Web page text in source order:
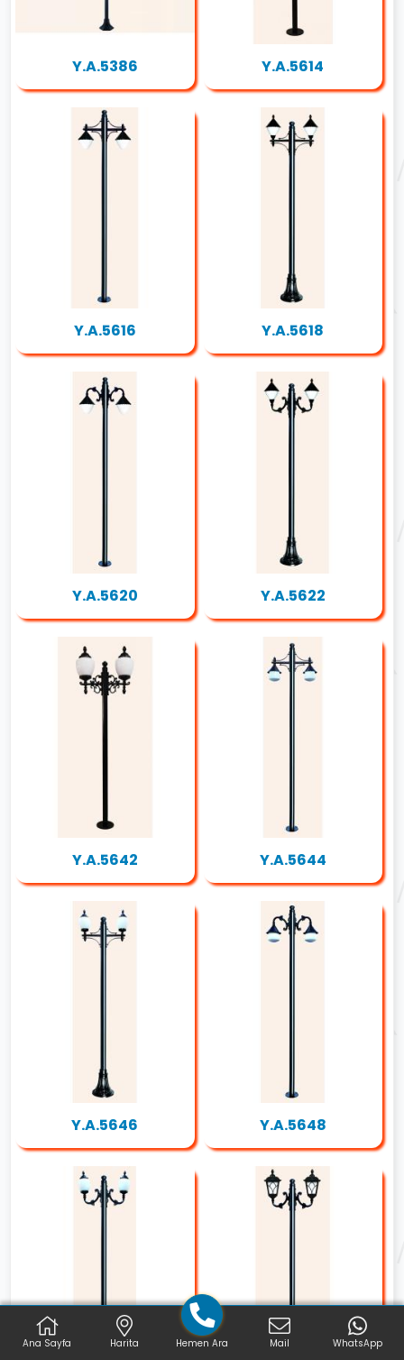
Y.A.5386 Y.A.5614
Y.A.5616 Y.A.5618
Y.A.5620 Y.A.5622
Y.A.5642 Y.A.5644
Y.A.5646 Y.A.5648
Ana Sayfa Harita Hemen Ara Mail WhatsApp